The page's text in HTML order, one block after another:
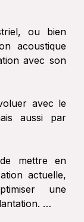
ou bien
acoustique
avec son
avec le
aussi par
mettre en
actuelle,
une
…